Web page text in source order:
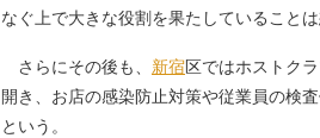
なぐ上で大きな役割を果たしていることは
さらにその後も、 新宿区ではホストク
開き、お店の感染防止対策や従業員の検
という。